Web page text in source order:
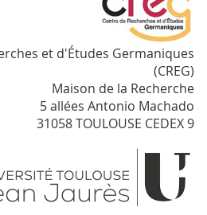
et d'Études Germaniques
(CREG)
Maison de la Recherche
5 allées Antonio Machado
31058 TOULOUSE CEDEX 9